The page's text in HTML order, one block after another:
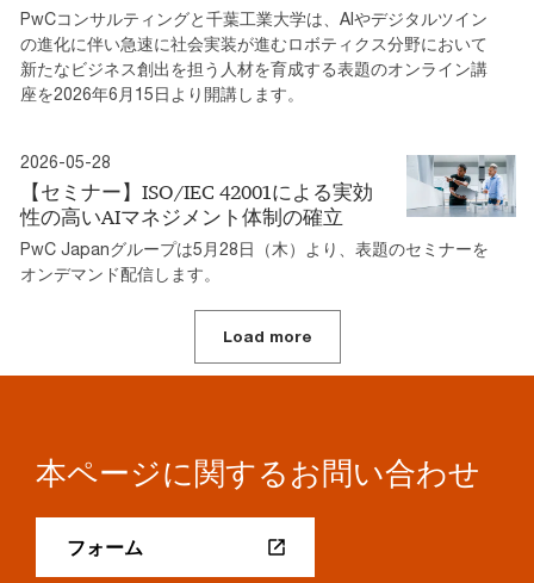
PwCコンサルティングと千葉工業大学は、AIやデジタルツイン
の進化に伴い急速に社会実装が進むロボティクス分野において
新たなビジネス創出を担う人材を育成する表題のオンライン講
座を2026年6月15日より開講します。
2026-05-28
【セミナー】ISO/IEC 42001による実効
性の高いAIマネジメント体制の確立
PwC Japanグループは5月28日（木）より、表題のセミナーを
オンデマンド配信します。
Load more
本ページに関するお問い合わせ
フォーム